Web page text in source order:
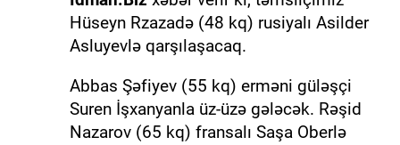
Hüseyn Rzazadə (48 kq) rusiyalı Asilder
Asluyevlə qarşılaşacaq.
Abbas Şəfiyev (55 kq) erməni güləşçi
Suren İşxanyanla üz-üzə gələcək. Rəşid
Nazarov (65 kq) fransalı Saşa Oberlə